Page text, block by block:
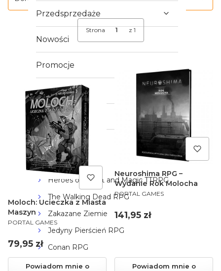
Przedsprzedaże
Nowości
Promocje
Outlet
Crowdfunding
Gry RPG
Mistrz Baśni
Heroes of Might and Magic TTRPG
The Walking Dead RPG
Zakazane Ziemie
Jedyny Pierścień RPG
Conan RPG
Dragonbane
Strona z 1
Moloch: Ucieczka z Miasta
Maszyn
PRODUCENT
PORTAL GAMES
Cena
79,95 zł
Powiadom mnie o
Neuroshima RPG –
Wydanie Rok Molocha
PRODUCENT
PORTAL GAMES
Cena
141,95 zł
Powiadom mnie o